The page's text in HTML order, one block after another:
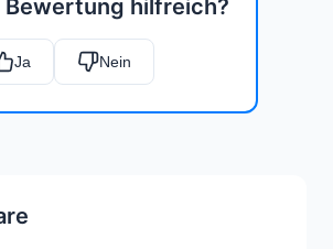
Bewertung hilfreich?
Ja Nein